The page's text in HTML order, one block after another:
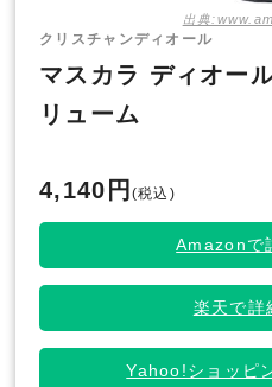
出典
クリスチャンディオール
マスカラ ディオー
リューム
4,140円 (税込)
Amazonで
楽天で詳
Yahoo!ショッピ